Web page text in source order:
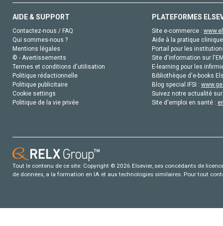
AIDE & SUPPORT
Contactez-nous / FAQ
Qui sommes-nous ?
Mentions légales
© - Avertissements
Termes et conditions d'utilisation
Politique rédactionnelle
Politique publicitaire
Cookie settings
Politique de la vie privée
PLATEFORMES
Site e-commerce :
Aide à la pratique
Portail pour les
Site d'information sur
E-learning pour les
Bibliothèque d'e-books
Blog special IFSI :
Suivez notre actualité
Site d'emploi en santé :
Tout le contenu de ce site: Copyright © 2026 Elsevier, ses concédants de
de données, a la formation en IA et aux technologies similaires. Pour tout